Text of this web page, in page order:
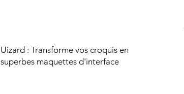
Uizard : Transforme vos croquis en
superbes maquettes d'interface